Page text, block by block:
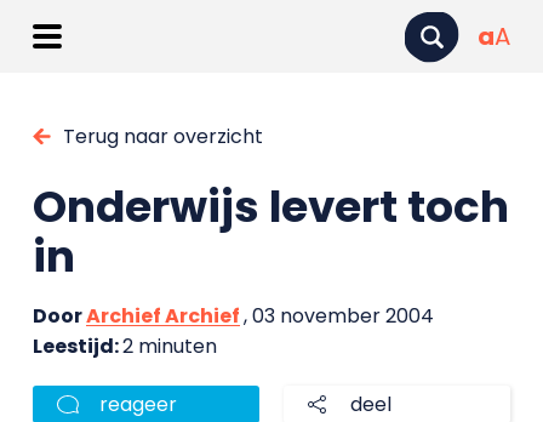
aA
Terug naar overzicht
Onderwijs levert toch
in
DoorArchief Archief, 03 november 2004
Leestijd:2 minuten
reageer deel